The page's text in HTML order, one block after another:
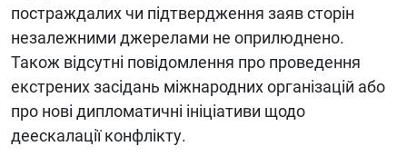
постраждалих чи підтвердження заяв сторін
незалежними джерелами не оприлюднено.
Також відсутні повідомлення про проведення
екстрених засідань міжнародних організацій або
про нові дипломатичні ініціативи щодо
деескалації конфлікту.